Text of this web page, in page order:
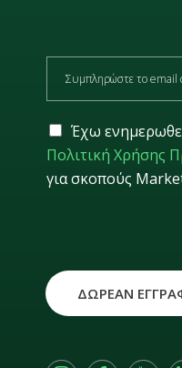
a
l
*
G
D
P
R
Έχω
Πολιτική Χρήσης
για σκοπούς
ΔΩΡΕΑΝ